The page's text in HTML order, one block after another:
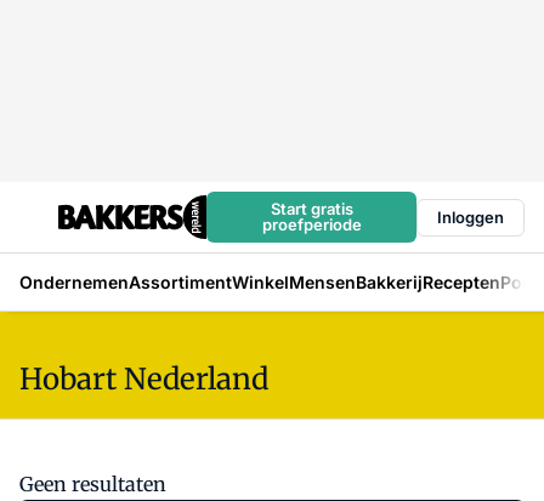
Start gratis
proefperiode
Inloggen
OndernemenAssortimentWinkelMensenBakkerijRecepten
Hobart Nederland
Geen resultaten